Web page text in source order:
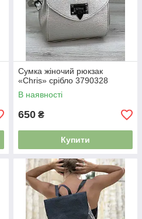
Сумка жіночий рюкзак
«Chris» срібло 3790328
В наявності
650 ₴
Купити